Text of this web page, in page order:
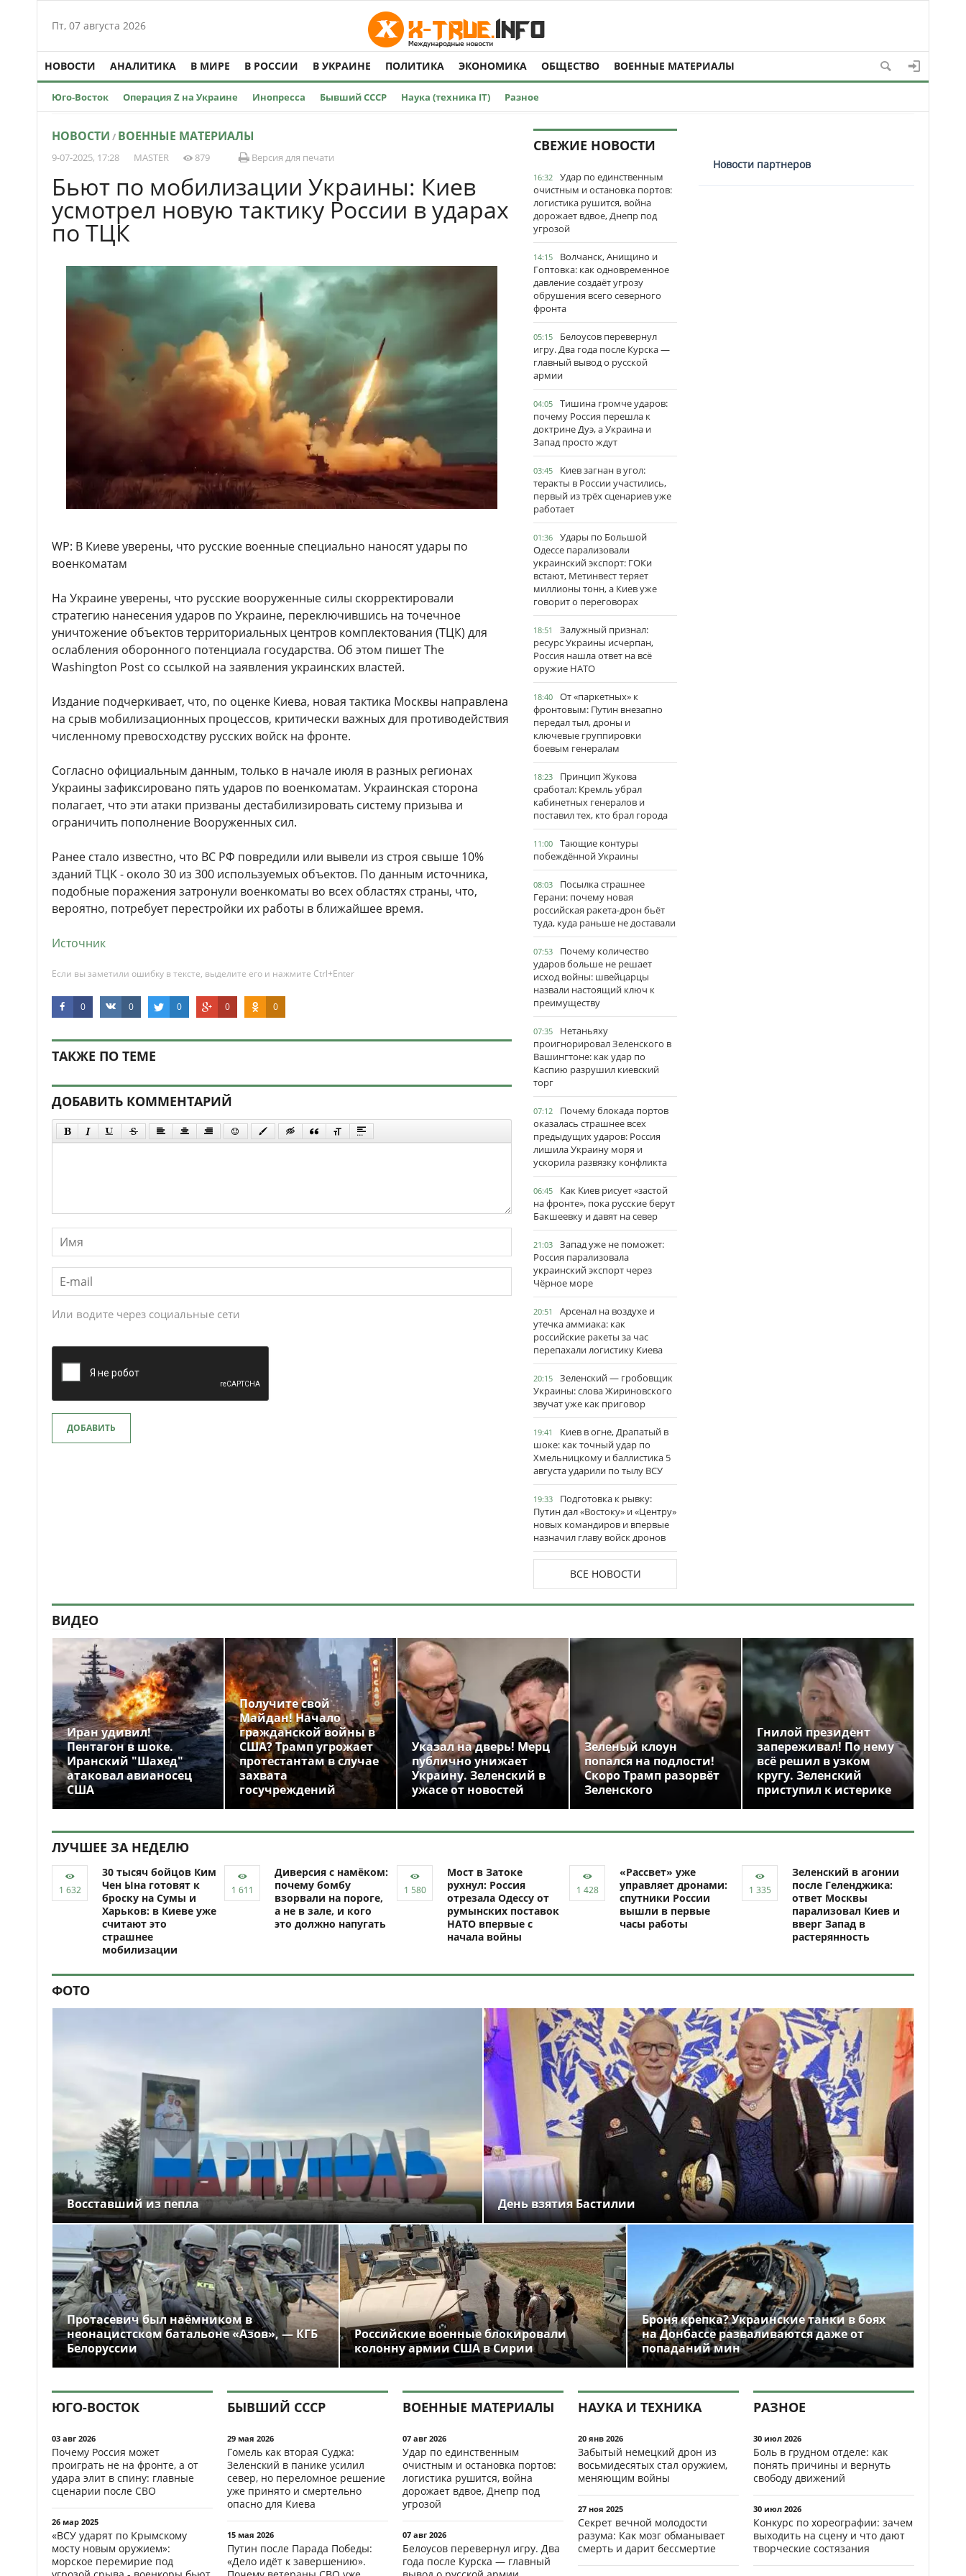
Пт, 07 августа 2026
НОВОСТИ АНАЛИТИКА В МИРЕ В РОССИИ В УКРАИНЕ ПОЛИТИКА ЭКОНОМИКА ОБЩЕСТВО ВОЕННЫЕ МАТЕРИАЛЫ
Юго-Восток Операция Z на Украине Инопресса Бывший СССР Наука (техника IT) Разное
НОВОСТИ / ВОЕННЫЕ МАТЕРИАЛЫ
9-07-2025, 17:28 MASTER 879 Версия для печати
Бьют по мобилизации Украины: Киев
усмотрел новую тактику России в ударах
по ТЦК
WP: В Киеве уверены, что русские военные специально наносят удары по
военкоматам
На Украине уверены, что русские вооруженные силы скорректировали
стратегию нанесения ударов по Украине, переключившись на точечное
уничтожение объектов территориальных центров комплектования (ТЦК) для
ослабления оборонного потенциала государства. Об этом пишет The
Washington Post со ссылкой на заявления украинских властей.
Издание подчеркивает, что, по оценке Киева, новая тактика Москвы направлена
на срыв мобилизационных процессов, критически важных для противодействия
численному превосходству русских войск на фронте.
Согласно официальным данным, только в начале июля в разных регионах
Украины зафиксировано пять ударов по военкоматам. Украинская сторона
полагает, что эти атаки призваны дестабилизировать систему призыва и
ограничить пополнение Вооруженных сил.
Ранее стало известно, что ВС РФ повредили или вывели из строя свыше 10%
зданий ТЦК - около 30 из 300 используемых объектов. По данным источника,
подобные поражения затронули военкоматы во всех областях страны, что,
вероятно, потребует перестройки их работы в ближайшее время.
Источник
Если вы заметили ошибку в тексте, выделите его и нажмите Ctrl+Enter
0 0 0 0 0
ТАКЖЕ ПО ТЕМЕ
ДОБАВИТЬ КОММЕНТАРИЙ
Или водите через социальные сети
ДОБАВИТЬ
СВЕЖИЕ НОВОСТИ
16:32
Удар по единственным
очистным и остановка портов:
логистика рушится, война
дорожает вдвое, Днепр под
угрозой
14:15
Волчанск, Анищино и
Гоптовка: как одновременное
давление создаёт угрозу
обрушения всего северного
фронта
05:15
Белоусов перевернул
игру. Два года после Курска —
главный вывод о русской
армии
04:05
Тишина громче ударов:
почему Россия перешла к
доктрине Дуэ, а Украина и
Запад просто ждут
03:45
Киев загнан в угол:
теракты в России участились,
первый из трёх сценариев уже
работает
01:36
Удары по Большой
Одессе парализовали
украинский экспорт: ГОКи
встают, Метинвест теряет
миллионы тонн, а Киев уже
говорит о переговорах
18:51
Залужный признал:
ресурс Украины исчерпан,
Россия нашла ответ на всё
оружие НАТО
18:40
От «паркетных» к
фронтовым: Путин внезапно
передал тыл, дроны и
ключевые группировки
боевым генералам
18:23
Принцип Жукова
сработал: Кремль убрал
кабинетных генералов и
поставил тех, кто брал города
11:00
Тающие контуры
побеждённой Украины
08:03
Посылка страшнее
Герани: почему новая
российская ракета-дрон бьёт
туда, куда раньше не доставали
07:53
Почему количество
ударов больше не решает
исход войны: швейцарцы
назвали настоящий ключ к
преимуществу
07:35
Нетаньяху
проигнорировал Зеленского в
Вашингтоне: как удар по
Каспию разрушил киевский
торг
07:12
Почему блокада портов
оказалась страшнее всех
предыдущих ударов: Россия
лишила Украину моря и
ускорила развязку конфликта
06:45
Как Киев рисует «застой
на фронте», пока русские берут
Бакшеевку и давят на север
21:03
Запад уже не поможет:
Россия парализовала
украинский экспорт через
Чёрное море
20:51
Арсенал на воздухе и
утечка аммиака: как
российские ракеты за час
перепахали логистику Киева
20:15
Зеленский — гробовщик
Украины: слова Жириновского
звучат уже как приговор
19:41
Киев в огне, Драпатый в
шоке: как точный удар по
Хмельницкому и баллистика 5
августа ударили по тылу ВСУ
19:33
Подготовка к рывку:
Путин дал «Востоку» и «Центру»
новых командиров и впервые
назначил главу войск дронов
ВСЕ НОВОСТИ
Новости партнеров
ВИДЕО
Иран удивил!
Пентагон в шоке.
Иранский "Шахед"
атаковал авианосец
США
Получите свой
Майдан! Начало
гражданской войны в
США? Трамп угрожает
протестантам в случае
захвата
госучреждений
Указал на дверь! Мерц
публично унижает
Украину. Зеленский в
ужасе от новостей
Зеленый клоун
попался на подлости!
Скоро Трамп разорвёт
Зеленского
Гнилой президент
запереживал! По нему
всё решил в узком
кругу. Зеленский
приступил к истерике
ЛУЧШЕЕ ЗА НЕДЕЛЮ
30 тысяч бойцов Ким
Чен Ына готовят к
броску на Сумы и
Харьков: в Киеве уже
считают это
страшнее
мобилизации
Диверсия с намёком:
почему бомбу
взорвали на пороге,
а не в зале, и кого
это должно напугать
Мост в Затоке
рухнул: Россия
отрезала Одессу от
румынских поставок
НАТО впервые с
начала войны
«Рассвет» уже
управляет дронами:
спутники России
вышли в первые
часы работы
Зеленский в агонии
после Геленджика:
ответ Москвы
парализовал Киев и
вверг Запад в
растерянность
ФОТО
Восставший из пепла День взятия Бастилии
Протасевич был наёмником в
неонацистском батальоне «Азов», — КГБ
Белоруссии
Российские военные блокировали
колонну армии США в Сирии
Броня крепка? Украинские танки в боях
на Донбассе разваливаются даже от
попаданий мин
ЮГО-ВОСТОК
03 авг 2026
Почему Россия может
проиграть не на фронте, а от
удара элит в спину: главные
сценарии после СВО
26 мар 2025
«ВСУ ударят по Крымскому
мосту новым оружием»:
морское перемирие под
БЫВШИЙ СССР
29 мая 2026
Гомель как вторая Суджа:
Зеленский в панике усилил
север, но переломное решение
уже принято и смертельно
опасно для Киева
15 мая 2026
Путин после Парада Победы:
«Дело идёт к завершению».
ВОЕННЫЕ МАТЕРИАЛЫ
07 авг 2026
Удар по единственным
очистным и остановка портов:
логистика рушится, война
дорожает вдвое, Днепр под
угрозой
07 авг 2026
Белоусов перевернул игру. Два
года после Курска — главный
НАУКА И ТЕХНИКА
20 янв 2026
Забытый немецкий дрон из
восьмидесятых стал оружием,
меняющим войны
27 ноя 2025
Секрет вечной молодости
разума: Как мозг обманывает
смерть и дарит бессмертие
РАЗНОЕ
30 июл 2026
Боль в грудном отделе: как
понять причины и вернуть
свободу движений
30 июл 2026
Конкурс по хореографии: зачем
выходить на сцену и что дают
творческие состязания